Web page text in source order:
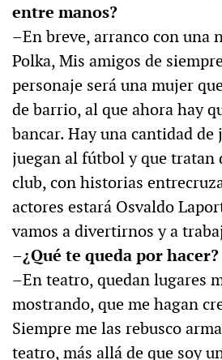
entre manos?
–En breve, arranco con una
Polka, Mis amigos de
personaje será una mujer
de barrio, al que ahora hay
bancar. Hay una cantidad de
juegan al fútbol y que tratan
club, con historias
actores estará Osvaldo
vamos a divertirnos y a
–¿Qué te queda por hacer?
–En teatro, quedan lugares
mostrando, que me hagan
Siempre me las rebusco
teatro, más allá de que soy